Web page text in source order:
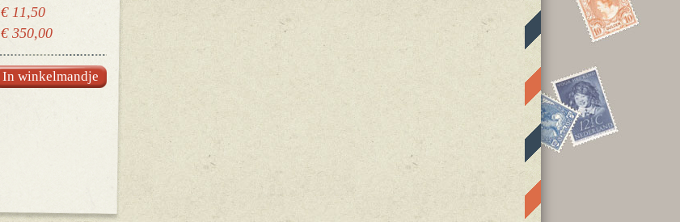
€ 11,50
€ 350,00
In winkelmandje